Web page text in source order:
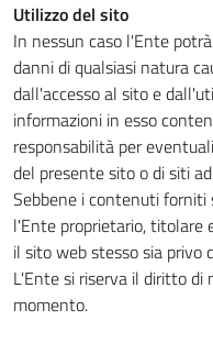
Utilizzo del sito
In nessun caso l'Ente
danni di qualsiasi natura
dall'accesso al sito e
informazioni in esso
responsabilità per
del presente sito o di siti
Sebbene i contenuti forniti
l'Ente proprietario, titolare
il sito web stesso sia privo
L'Ente si riserva il diritto
momento.